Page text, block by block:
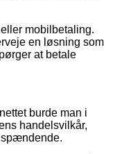
mobilbetaling.
en løsning som
at betale
burde man i
handelsvilkår,